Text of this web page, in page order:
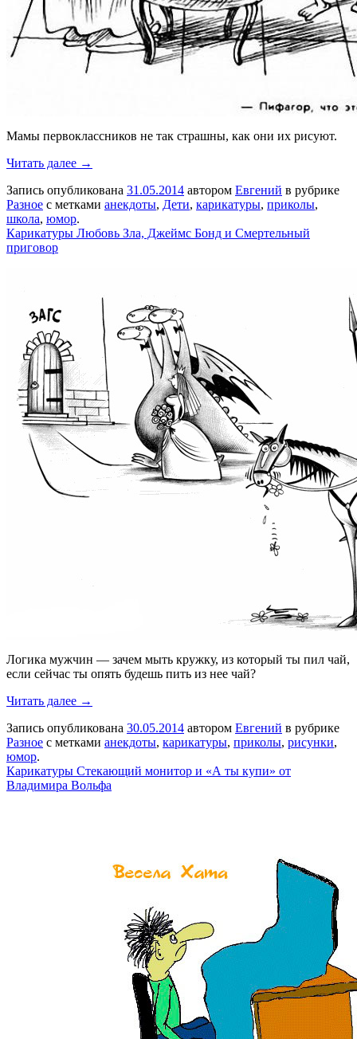
Мамы первоклассников не так страшны, как они их рисуют.
Читать далее →
Запись опубликована 31.05.2014 автором Евгений в рубрике
Разное с метками анекдоты, Дети, карикатуры, приколы,
школа, юмор.
Карикатуры Любовь Зла, Джеймс Бонд и Смертельный
приговор
Логика мужчин — зачем мыть кружку, из который ты пил чай,
если сейчас ты опять будешь пить из нее чай?
Читать далее →
Запись опубликована 30.05.2014 автором Евгений в рубрике
Разное с метками анекдоты, карикатуры, приколы, рисунки,
юмор.
Карикатуры Стекающий монитор и «А ты купи» от
Владимира Вольфа